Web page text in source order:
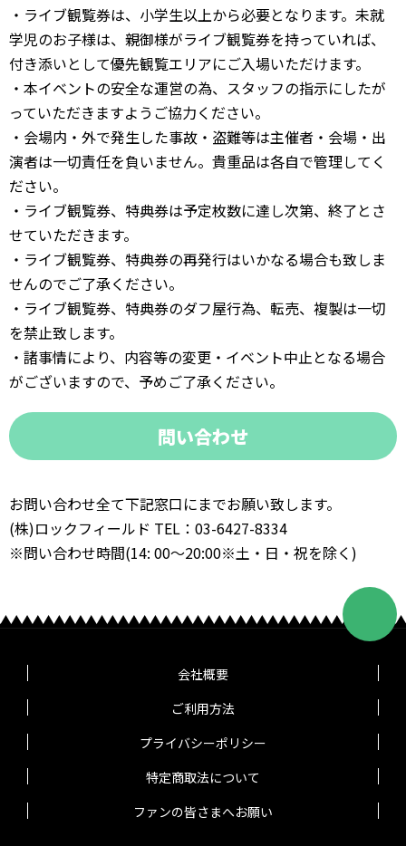
・ライブ観覧券は、小学生以上から必要となります。未就
学児のお子様は、親御様がライブ観覧券を持っていれば、
付き添いとして優先観覧エリアにご入場いただけます。
・本イベントの安全な運営の為、スタッフの指示にしたが
っていただきますようご協力ください。
・会場内・外で発生した事故・盗難等は主催者・会場・出
演者は一切責任を負いません。貴重品は各自で管理してく
ださい。
・ライブ観覧券、特典券は予定枚数に達し次第、終了とさ
せていただきます。
・ライブ観覧券、特典券の再発行はいかなる場合も致しま
せんのでご了承ください。
・ライブ観覧券、特典券のダフ屋行為、転売、複製は一切
を禁止致します。
・諸事情により、内容等の変更・イベント中止となる場合
がございますので、予めご了承ください。
問い合わせ
お問い合わせ全て下記窓口にまでお願い致します。
(株)ロックフィールド TEL：03-6427-8334
※問い合わせ時間(14: 00～20:00※土・日・祝を除く)
会社概要
ご利用方法
プライバシーポリシー
特定商取法について
ファンの皆さまへお願い